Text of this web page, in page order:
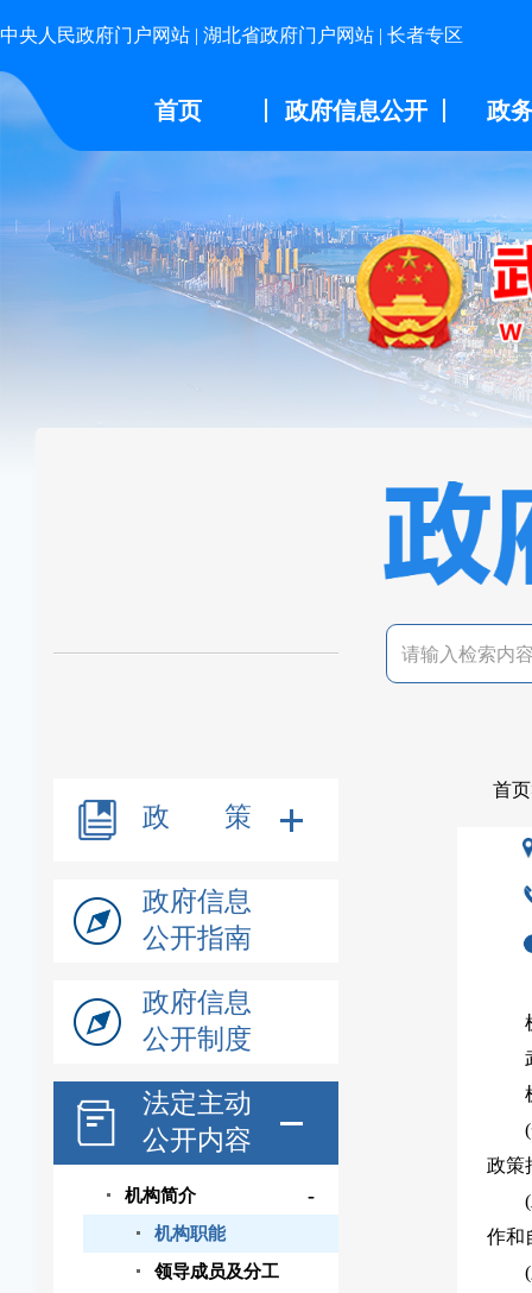
中央人民政府门户网站 | 湖北省政府门户网站 | 长者专区
首页 政府信息公开 政
政 策
政府信息
公开指南
政府信息
公开制度
法定主动
公开内容
机构简介 -
机构职能
领导成员及分工
首页
政策
作和